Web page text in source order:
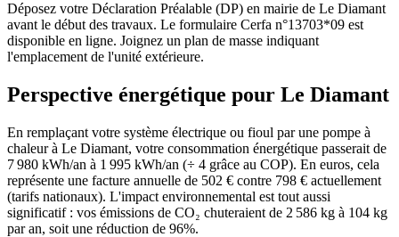
Déposez votre Déclaration Préalable (DP) en mairie de Le Diamant
avant le début des travaux. Le formulaire Cerfa n°13703*09 est
disponible en ligne. Joignez un plan de masse indiquant
l'emplacement de l'unité extérieure.
Perspective énergétique pour Le Diamant
En remplaçant votre système électrique ou fioul par une pompe à
chaleur à Le Diamant, votre consommation énergétique passerait de
7 980 kWh/an à 1 995 kWh/an (÷ 4 grâce au COP). En euros, cela
représente une facture annuelle de 502 € contre 798 € actuellement
(tarifs nationaux). L'impact environnemental est tout aussi
significatif : vos émissions de CO₂ chuteraient de 2 586 kg à 104 kg
par an, soit une réduction de 96%.